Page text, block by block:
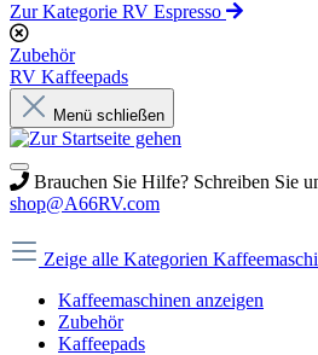
Zur Kategorie RV Espresso
Zubehör
RV Kaffeepads
Menü schließen
Brauchen Sie Hilfe? Schreiben Sie
shop@A66RV.com
Zeige alle Kategorien
Kaffeemaschinen anzeigen
Zubehör
Kaffeepads